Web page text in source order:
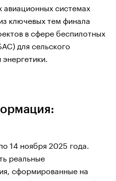
системах
ключевых тем финала
в сфере беспилотных
для сельского
14 ноября 2025 года.
реальные
сформированные на